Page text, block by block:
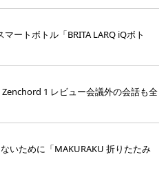
マートボトル「BRITA LARQ iQボト
1 レビュー会議外の会話も全
いために「MAKURAKU 折りたたみ